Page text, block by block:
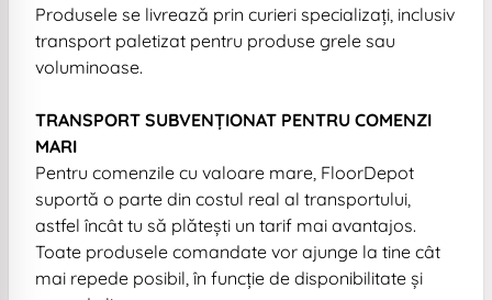
Produsele se livrează prin curieri specializați, inclusiv
transport paletizat pentru produse grele sau
voluminoase.
TRANSPORT SUBVENȚIONAT PENTRU COMENZI
MARI
Pentru comenzile cu valoare mare, FloorDepot
suportă o parte din costul real al transportului,
astfel încât tu să plătești un tarif mai avantajos.
Toate produsele comandate vor ajunge la tine cât
mai repede posibil, în funcție de disponibilitate și